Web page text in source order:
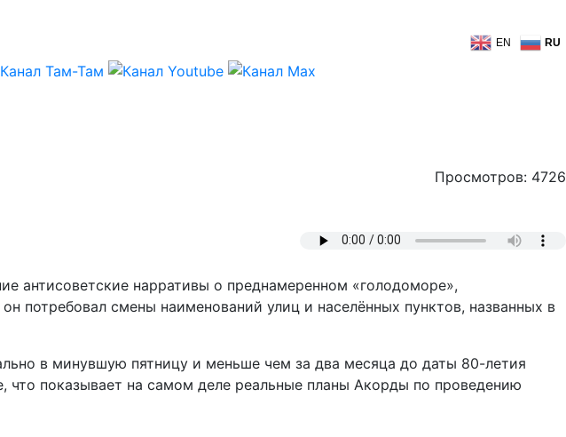
EN RU
Просмотров: 4726
антисоветские нарративы о преднамеренном «голодоморе»,
потребовал смены наименований улиц и населённых пунктов, названных в
в минувшую пятницу и меньше чем за два месяца до даты 80-летия
что показывает на самом деле реальные планы Акорды по проведению